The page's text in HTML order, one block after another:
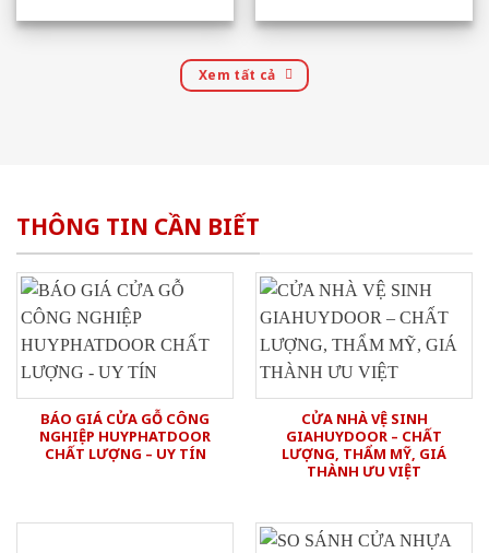
Xem tất cả
THÔNG TIN CẦN BIẾT
BÁO GIÁ CỬA GỖ CÔNG
NGHIỆP HUYPHATDOOR
CHẤT LƯỢNG – UY TÍN
CỬA NHÀ VỆ SINH
GIAHUYDOOR – CHẤT
LƯỢNG, THẨM MỸ, GIÁ
THÀNH ƯU VIỆT